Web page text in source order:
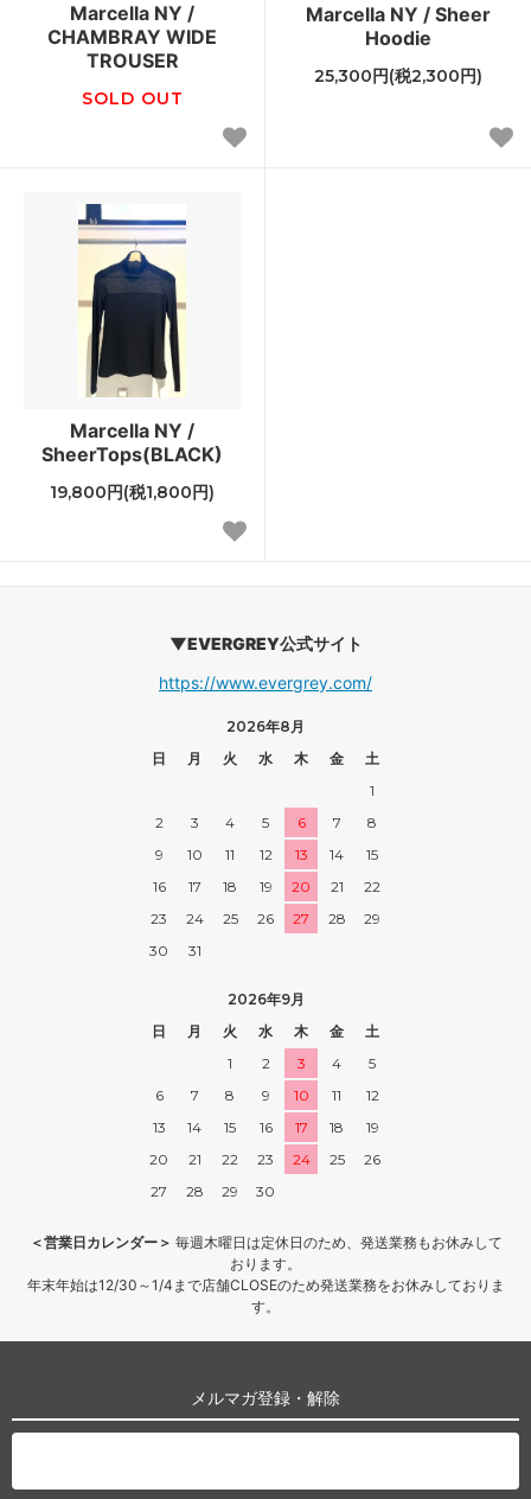
Marcella NY /
CHAMBRAY WIDE
TROUSER
SOLD OUT
Marcella NY / Sheer
Hoodie
25,300円(税2,300円)
Marcella NY /
SheerTops(BLACK)
19,800円(税1,800円)
▼EVERGREY公式サイト
https://www.evergrey.com/
2026年8月
日
月 火 水 木 金
土
1
2
3 4 5 6 7
8
9
10 11 12 13 14
15
16
17 18 19 20 21
22
23
24 25 26 27 28
29
30
31
2026年9月
日
月 火 水 木 金
土
1
2 3 4
5
6
7 8 9 10 11
12
13
14 15 16 17 18
19
20
21 22 23 24 25
26
27
28 29 30
＜営業日カレンダー＞ 毎週木曜日は定休日のため、発送業務もお休みして
おります。
年末年始は12/30～1/4まで店舗CLOSEのため発送業務をお休みしておりま
す。
メルマガ登録・解除